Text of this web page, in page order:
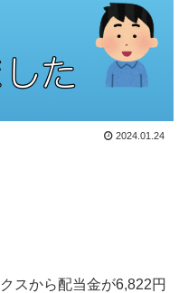
2024.01.24
スから配当金が6,822円